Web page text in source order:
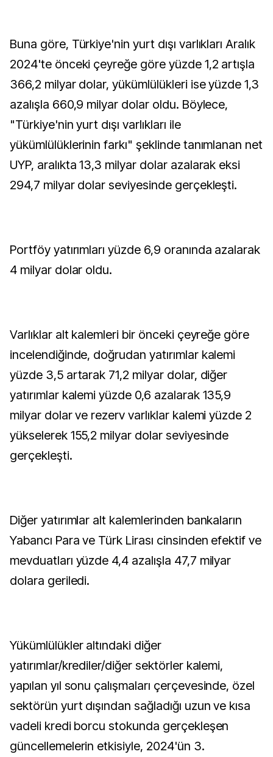
Buna göre, Türkiye'nin yurt dışı varlıkları Aralık
2024'te önceki çeyreğe göre yüzde 1,2 artışla
366,2 milyar dolar, yükümlülükleri ise yüzde 1,3
azalışla 660,9 milyar dolar oldu. Böylece,
"Türkiye'nin yurt dışı varlıkları ile
yükümlülüklerinin farkı" şeklinde tanımlanan net
UYP, aralıkta 13,3 milyar dolar azalarak eksi
294,7 milyar dolar seviyesinde gerçekleşti.
Portföy yatırımları yüzde 6,9 oranında azalarak
4 milyar dolar oldu.
Varlıklar alt kalemleri bir önceki çeyreğe göre
incelendiğinde, doğrudan yatırımlar kalemi
yüzde 3,5 artarak 71,2 milyar dolar, diğer
yatırımlar kalemi yüzde 0,6 azalarak 135,9
milyar dolar ve rezerv varlıklar kalemi yüzde 2
yükselerek 155,2 milyar dolar seviyesinde
gerçekleşti.
Diğer yatırımlar alt kalemlerinden bankaların
Yabancı Para ve Türk Lirası cinsinden efektif ve
mevduatları yüzde 4,4 azalışla 47,7 milyar
dolara geriledi.
Yükümlülükler altındaki diğer
yatırımlar/krediler/diğer sektörler kalemi,
yapılan yıl sonu çalışmaları çerçevesinde, özel
sektörün yurt dışından sağladığı uzun ve kısa
vadeli kredi borcu stokunda gerçekleşen
güncellemelerin etkisiyle, 2024'ün 3.